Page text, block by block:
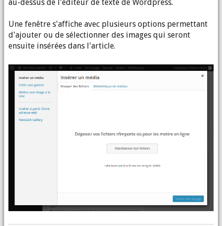
au-dessus de l'éditeur de texte de Wordpress.
Une fenêtre s'affiche avec plusieurs options permettant
d'ajouter ou de sélectionner des images qui seront
ensuite insérées dans l'article.